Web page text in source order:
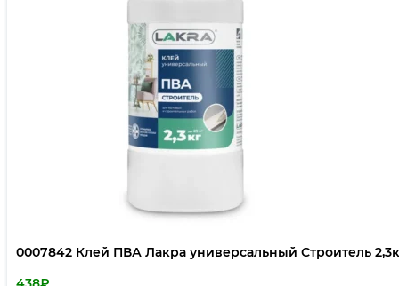
0007842 Клей ПВА Лакра универсальный Строитель